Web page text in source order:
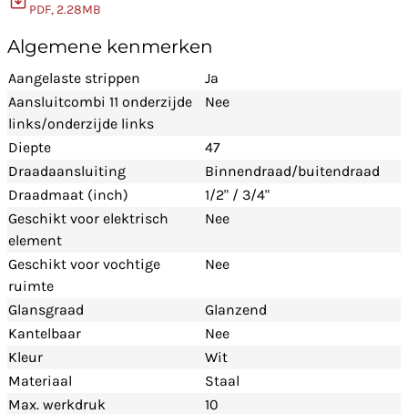
PDF, 2.28MB
Algemene kenmerken
Aangelaste strippen
Ja
Aansluitcombi 11 onderzijde
links/onderzijde links
Nee
Diepte
47
Draadaansluiting
Binnendraad/buitendraad
Draadmaat (inch)
1/2" / 3/4"
Geschikt voor elektrisch
element
Nee
Geschikt voor vochtige
ruimte
Nee
Glansgraad
Glanzend
Kantelbaar
Nee
Kleur
Wit
Materiaal
Staal
Max. werkdruk
10